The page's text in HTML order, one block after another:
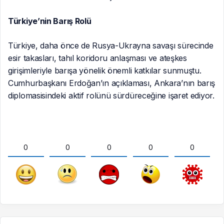
Türkiye’nin Barış Rolü
Türkiye, daha önce de Rusya-Ukrayna savaşı sürecinde
esir takasları, tahıl koridoru anlaşması ve ateşkes
girişimleriyle barışa yönelik önemli katkılar sunmuştu.
Cumhurbaşkanı Erdoğan’ın açıklaması, Ankara’nın barış
diplomasisindeki aktif rolünü sürdüreceğine işaret ediyor.
0 0 0 0 0